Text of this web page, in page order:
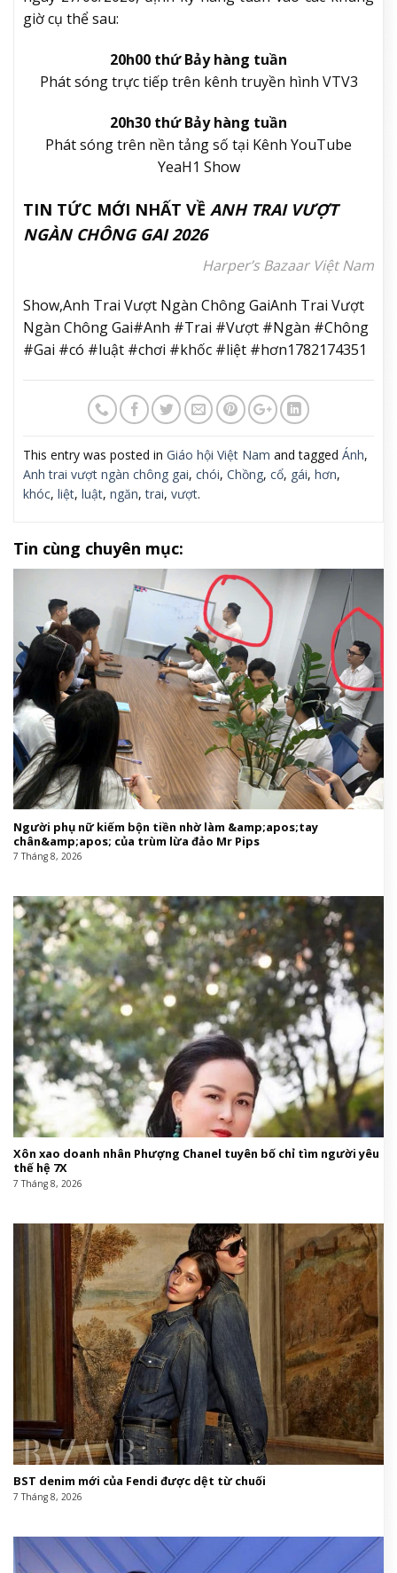
giờ cụ thể sau:
20h00 thứ Bảy hàng tuần
Phát sóng trực tiếp trên kênh truyền hình VTV3
20h30 thứ Bảy hàng tuần
Phát sóng trên nền tảng số tại Kênh YouTube
YeaH1 Show
TIN TỨC MỚI NHẤT VỀ ANH TRAI VƯỢT
NGÀN CHÔNG GAI 2026
Harper’s Bazaar Việt Nam
Show,Anh Trai Vượt Ngàn Chông GaiAnh Trai Vượt
Ngàn Chông Gai#Anh #Trai #Vượt #Ngàn #Chông
#Gai #có #luật #chơi #khốc #liệt #hơn1782174351
This entry was posted in Giáo hội Việt Nam and tagged Ánh,
Anh trai vượt ngàn chông gai, chói, Chồng, cổ, gái, hơn,
khóc, liệt, luật, ngăn,trai, vượt.
Tin cùng chuyên mục:
Người phụ nữ kiếm bộn tiền nhờ làm &amp;apos;tay
chân&amp;apos; của trùm lừa đảo Mr Pips
7 Tháng 8, 2026
Xôn xao doanh nhân Phượng Chanel tuyên bố chỉ tìm người yêu
thế hệ 7X
7 Tháng 8, 2026
BST denim mới của Fendi được dệt từ chuối
7 Tháng 8, 2026